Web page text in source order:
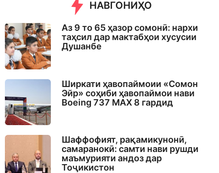
НАВГОНИҲО
Аз 9 то 65 ҳазор сомонӣ: нархи
таҳсил дар мактабҳои хусусии
Душанбе
Ширкати ҳавопаймоии «Сомон
Эйр» соҳиби ҳавопаймои нави
Boeing 737 MAX 8 гардид
Шаффофият, рақамикунонӣ,
самаранокӣ: самти нави рушди
маъмурияти андоз дар
Тоҷикистон